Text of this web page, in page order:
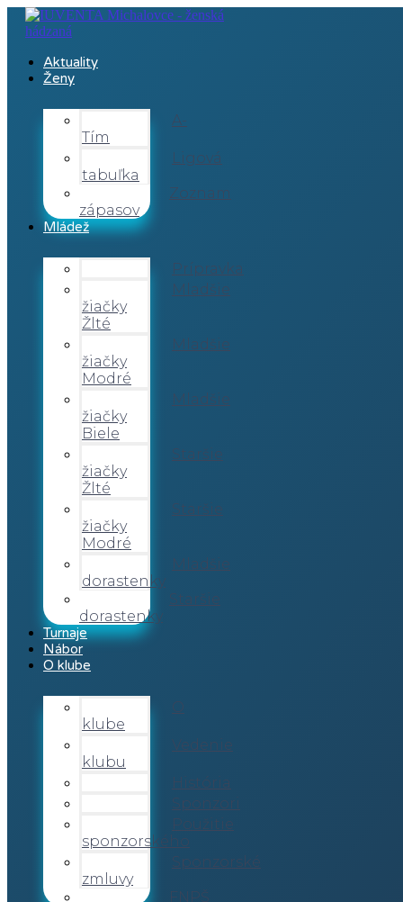
Aktuality
Ženy
A-
Tím
Ligová
tabuľka
Zoznam
zápasov
Mládež
Prípravka
Mladšie
žiačky
Žlté
Mladšie
žiačky
Modré
Mladšie
žiačky
Biele
Staršie
žiačky
Žlté
Staršie
žiačky
Modré
Mladšie
dorastenky
Staršie
dorastenky
Turnaje
Nábor
O klube
O
klube
Vedenie
klubu
História
Sponzori
Použitie
sponzorského
Sponzorské
zmluvy
FNPŠ